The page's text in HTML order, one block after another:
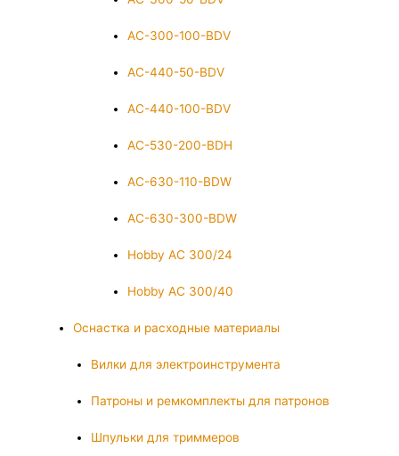
AC-300-100-BDV
AC-440-50-BDV
AC-440-100-BDV
AC-530-200-BDH
AC-630-110-BDW
AC-630-300-BDW
Hobby AC 300/24
Hobby AC 300/40
Оснастка и расходные материалы
Вилки для электроинструмента
Патроны и ремкомплекты для патронов
Шпульки для триммеров